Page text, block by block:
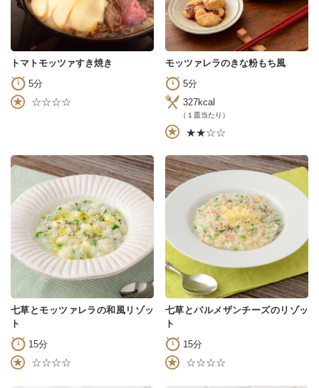
トマトモッツァすき焼き
5分
☆☆☆☆
モッツァレラのきな粉もち風
5分
327kcal
（１皿当たり）
★★☆☆
七草とモッツァレラの和風リゾッ
ト
15分
☆☆☆☆
七草とパルメザンチーズのリゾッ
ト
15分
☆☆☆☆